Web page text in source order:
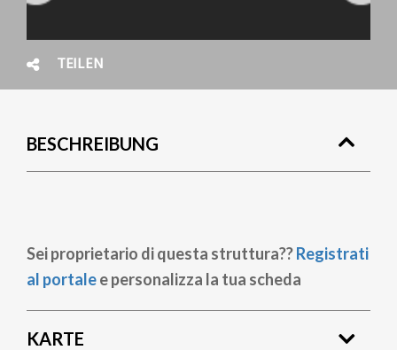
TEILEN
BESCHREIBUNG
Sei proprietario di questa struttura??Registrati
al portalee personalizza la tua scheda
KARTE